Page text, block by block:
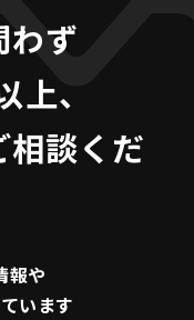
わず
、
相談くだ
報や
います